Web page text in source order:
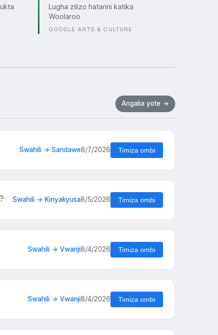
Lugha zilizo hatarini katika
Woolaroo
GOOGLE ARTS & CULTURE
Angalia yote →
Swahili → Sandawe8/7/2026 Timiza ombi
Swahili → Kinyakyusa8/5/2026 Timiza ombi
Swahili → Vwanji8/4/2026 Timiza ombi
Swahili → Vwanji8/4/2026 Timiza ombi